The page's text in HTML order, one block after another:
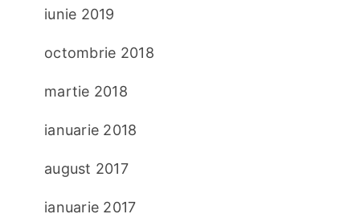
iunie 2019
octombrie 2018
martie 2018
ianuarie 2018
august 2017
ianuarie 2017